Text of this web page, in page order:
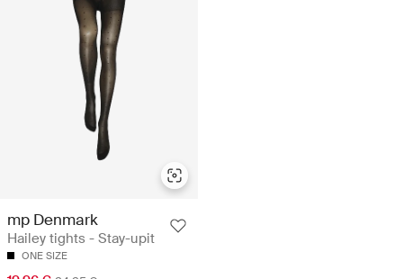
mp Denmark
Hailey tights - Stay-upit
ONE SIZE